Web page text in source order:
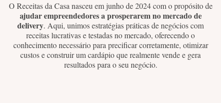
O Receitas da Casa nasceu em junho de 2024 com o propósito de
ajudar empreendedores a prosperarem no mercado de
delivery. Aqui, unimos estratégias práticas de negócios com
receitas lucrativas e testadas no mercado, oferecendo o
conhecimento necessário para precificar corretamente, otimizar
custos e construir um cardápio que realmente vende e gera
resultados para o seu negócio.